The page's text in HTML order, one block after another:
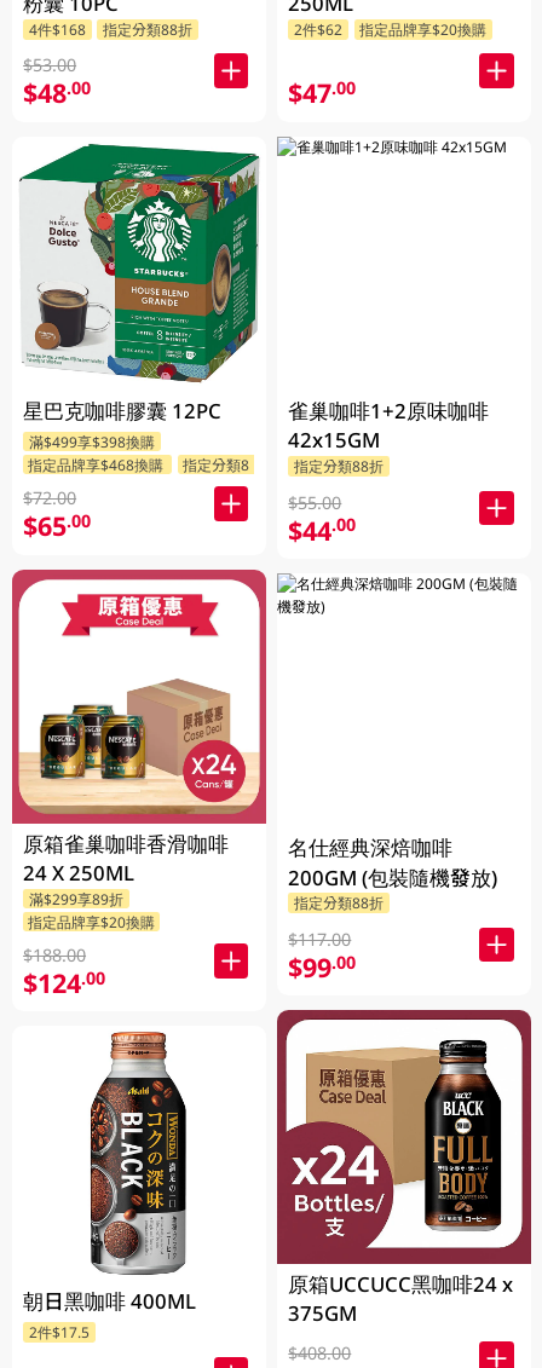
4件$168 指定分類88折
$53.00
$48.00
星巴克咖啡膠囊 12PC
滿$499享$398換購
指定品牌享$468換購
指定分類88折
$72.00
$65.00
原箱雀巢咖啡香滑咖啡
24 X 250ML
滿$299享89折
指定品牌享$20換購
$188.00
$124.00
朝日黑咖啡 400ML
2件$17.5
2件$62 指定品牌享$20換購
$47.00
雀巢咖啡1+2原味咖啡
42x15GM
指定分類88折
$55.00
$44.00
名仕經典深焙咖啡
200GM (包裝隨機發放)
指定分類88折
$117.00
$99.00
原箱UCCUCC黑咖啡24 x
375GM
$408.00